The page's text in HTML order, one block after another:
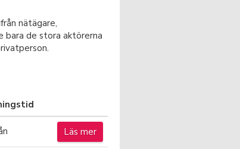
nätägare,
bara de stora aktörerna
Läs mer